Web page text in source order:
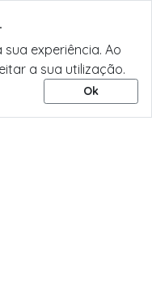
experiência. Ao
a sua utilização.
Ok